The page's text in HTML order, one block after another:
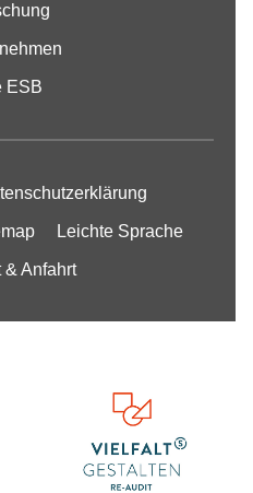
ESB
Leichte Sprache
& Anfahrt